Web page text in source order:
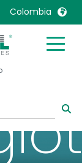
Colombia
Malaysia
Mexico